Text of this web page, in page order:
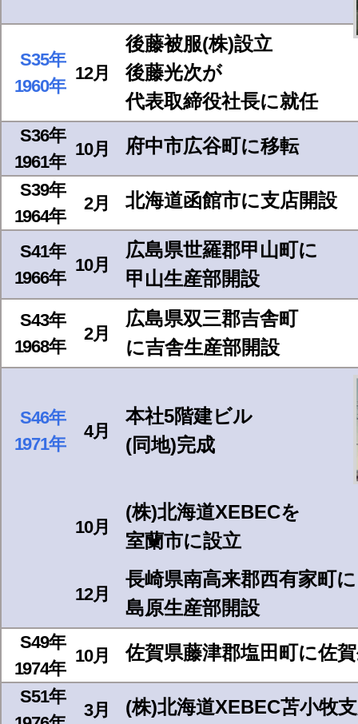
S35年
1960年
12月
後藤被服(株)設立
後藤光次が
代表取締役社長に就任
S36年
1961年
10月 府中市広谷町に移転
S39年
1964年
2月 北海道函館市に支店開設
S41年
1966年
10月
広島県世羅郡甲山町に
甲山生産部開設
S43年
1968年
2月
広島県双三郡吉舎町
に吉舎生産部開設
S46年
1971年
4月
本社5階建ビル
(同地)完成
10月
(株)北海道XEBECを
室蘭市に設立
12月
長崎県南高来郡西有家町に
島原生産部開設
S49年
1974年
10月 佐賀県藤津郡塩田町に佐
S51年
3月 (株)北海道XEBEC苫小牧